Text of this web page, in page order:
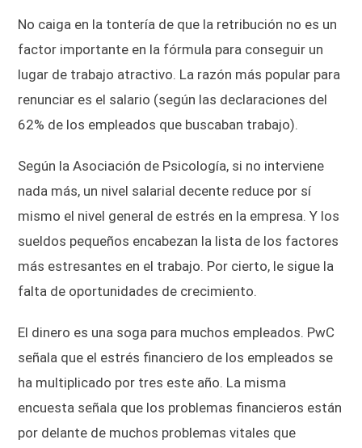
No caiga en la tontería de que la retribución no es un
factor importante en la fórmula para conseguir un
lugar de trabajo atractivo. La razón más popular para
renunciar es el salario (según las declaraciones del
62% de los empleados que buscaban trabajo).
Según la Asociación de Psicología, si no interviene
nada más, un nivel salarial decente reduce por sí
mismo el nivel general de estrés en la empresa. Y los
sueldos pequeños encabezan la lista de los factores
más estresantes en el trabajo. Por cierto, le sigue la
falta de oportunidades de crecimiento.
El dinero es una soga para muchos empleados. PwC
señala que el estrés financiero de los empleados se
ha multiplicado por tres este año. La misma
encuesta señala que los problemas financieros están
por delante de muchos problemas vitales que